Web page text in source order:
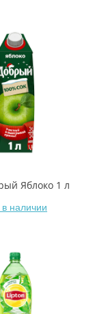
Яблоко 1 л
наличии